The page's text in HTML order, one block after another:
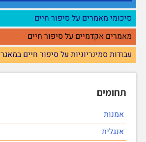
סיכומי מאמרים על סיפור חיים
מאמרים אקדמיים על סיפור חיים
עבודות סמינריוניות על סיפור חיים במאגר Seminarion.co.il
תחומים
אמנות
אנגלית